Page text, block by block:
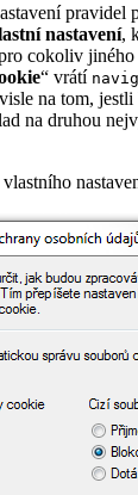
pravidel
nastavení,
cokoliv
“ vrátí
na tom, jestli
na druhou